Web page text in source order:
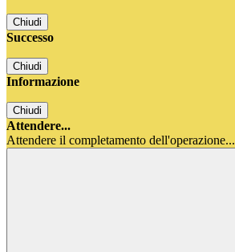
Chiudi
Successo
Chiudi
Informazione
Chiudi
Attendere...
Attendere il completamento dell'operazione...